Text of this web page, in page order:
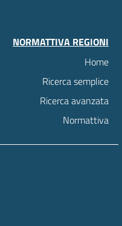
NORMATTIVA REGIONI
Home
Ricerca semplice
Ricerca avanzata
Normattiva